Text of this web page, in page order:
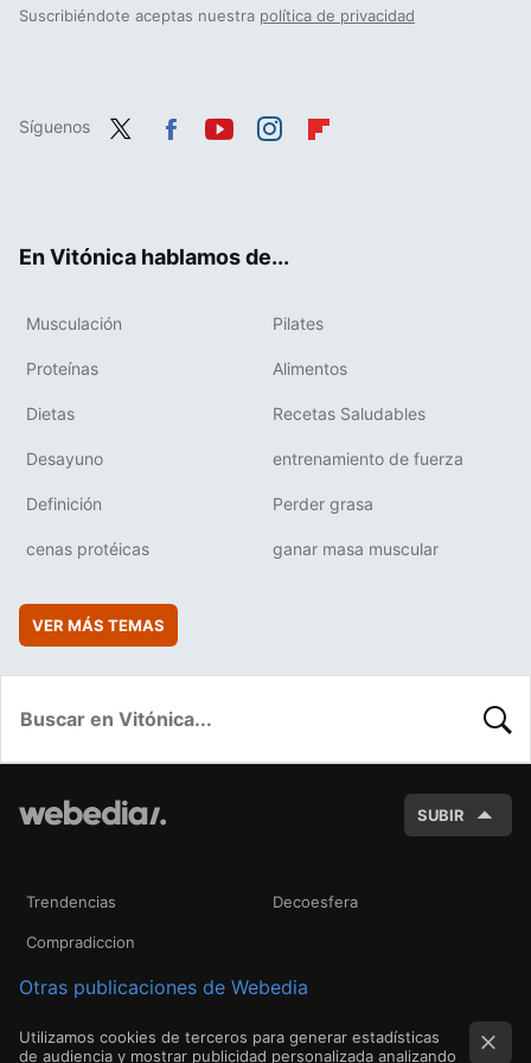
Suscribiéndote aceptas nuestra política de privacidad
Síguenos
En Vitónica hablamos de...
Musculación Pilates
Proteínas Alimentos
Dietas Recetas Saludables
Desayuno entrenamiento de fuerza
Definición Perder grasa
cenas protéicas ganar masa muscular
VER MÁS TEMAS
SUBIR
Trendencias Decoesfera
Compradiccion
Otras publicaciones de Webedia
Utilizamos cookies de terceros para generar estadísticas
de audiencia y mostrar publicidad personalizada analizando